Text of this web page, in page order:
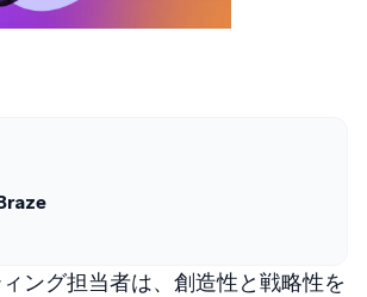
ング担当者は、創造性と戦略性を